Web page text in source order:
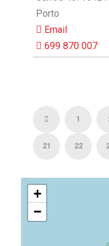
Porto
Email
699 870 007
1
21 22
+
−